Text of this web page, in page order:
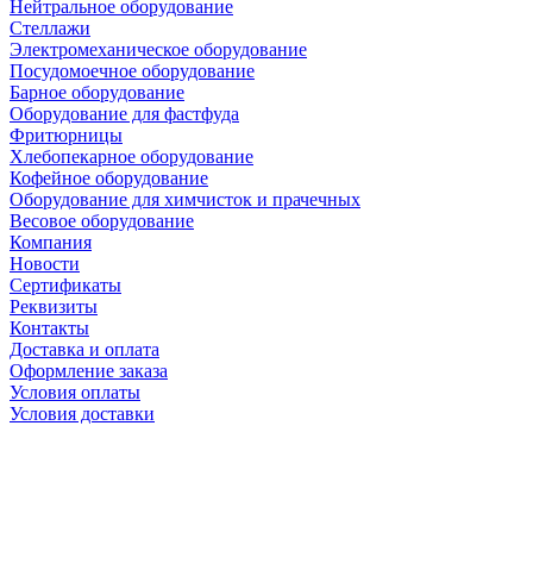
Нейтральное оборудование
Стеллажи
Электромеханическое оборудование
Посудомоечное оборудование
Барное оборудование
Оборудование для фастфуда
Фритюрницы
Хлебопекарное оборудование
Кофейное оборудование
Оборудование для химчисток и прачечных
Весовое оборудование
Компания
Новости
Сертификаты
Реквизиты
Контакты
Доставка и оплата
Оформление заказа
Условия оплаты
Условия доставки